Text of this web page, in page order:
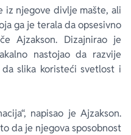
iz njegove divlje mašte, ali
ga je terala da opsesivno
Ajzakson. Dizajnirao je
nastojao da razvije
slika koristeći svetlost i
napisao je Ajzakson.
da je njegova sposobnost